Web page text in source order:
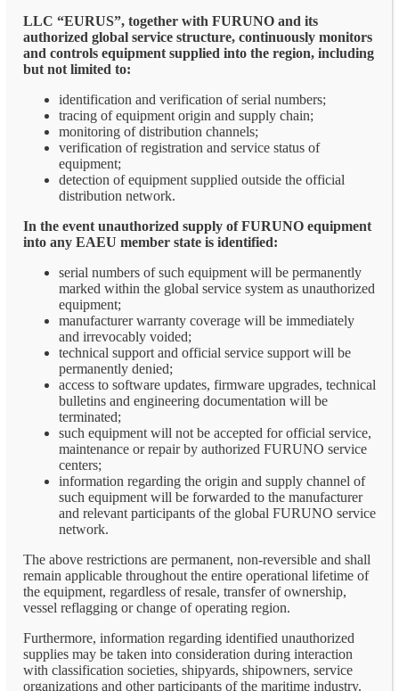
LLC “EURUS”, together with FURUNO and its
authorized global service structure, continuously monitors
and controls equipment supplied into the region, including
but not limited to:
identification and verification of serial numbers;
tracing of equipment origin and supply chain;
monitoring of distribution channels;
verification of registration and service status of
equipment;
detection of equipment supplied outside the official
distribution network.
In the event unauthorized supply of FURUNO equipment
into any EAEU member state is identified:
serial numbers of such equipment will be permanently
marked within the global service system as unauthorized
equipment;
manufacturer warranty coverage will be immediately
and irrevocably voided;
technical support and official service support will be
permanently denied;
access to software updates, firmware upgrades, technical
bulletins and engineering documentation will be
terminated;
such equipment will not be accepted for official service,
maintenance or repair by authorized FURUNO service
centers;
information regarding the origin and supply channel of
such equipment will be forwarded to the manufacturer
and relevant participants of the global FURUNO service
network.
The above restrictions are permanent, non-reversible and shall
remain applicable throughout the entire operational lifetime of
the equipment, regardless of resale, transfer of ownership,
vessel reflagging or change of operating region.
Furthermore, information regarding identified unauthorized
supplies may be taken into consideration during interaction
with classification societies, shipyards, shipowners, service
organizations and other participants of the maritime industry.